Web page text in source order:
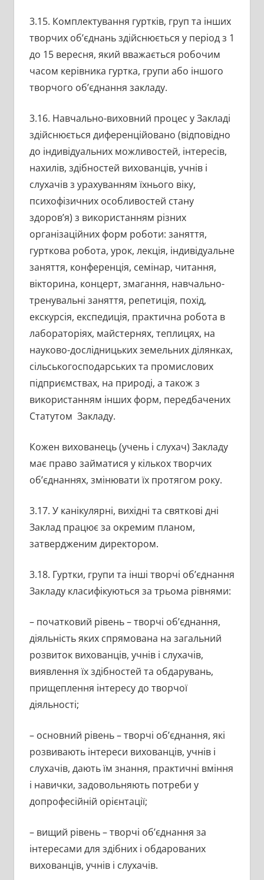
3.15. Комплектування гуртків, груп та інших
творчих об’єднань здійснюється у період з 1
до 15 вересня, який вважається робочим
часом керівника гуртка, групи або іншого
творчого об’єднання закладу.
3.16. Навчально-виховний процес у Закладі
здійснюється диференційовано (відповідно
до індивідуальних можливостей, інтересів,
нахилів, здібностей вихованців, учнів і
слухачів з урахуванням їхнього віку,
психофізичних особливостей стану
здоров’я) з використанням різних
організаційних форм роботи: заняття,
гурткова робота, урок, лекція, індивідуальне
заняття, конференція, семінар, читання,
вікторина, концерт, змагання, навчально-
тренувальні заняття, репетиція, похід,
екскурсія, експедиція, практична робота в
лабораторіях, майстернях, теплицях, на
науково-дослідницьких земельних ділянках,
сільськогосподарських та промислових
підприємствах, на природі, а також з
використанням інших форм, передбачених
Статутом Закладу.
Кожен вихованець (учень і слухач) Закладу
має право займатися у кількох творчих
об’єднаннях, змінювати їх протягом року.
3.17. У канікулярні, вихідні та святкові дні
Заклад працює за окремим планом,
затвердженим директором.
3.18. Гуртки, групи та інші творчі об’єднання
Закладу класифікуються за трьома рівнями:
– початковий рівень – творчі об’єднання,
діяльність яких спрямована на загальний
розвиток вихованців, учнів і слухачів,
виявлення їх здібностей та обдарувань,
прищеплення інтересу до творчої
діяльності;
– основний рівень – творчі об’єднання, які
розвивають інтереси вихованців, учнів і
слухачів, дають їм знання, практичні вміння
і навички, задовольняють потреби у
допрофесійній орієнтації;
– вищий рівень – творчі об’єднання за
інтересами для здібних і обдарованих
вихованців, учнів і слухачів.